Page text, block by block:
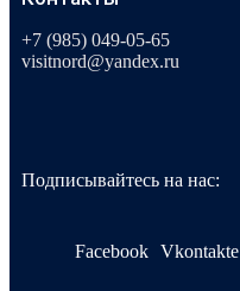
+7 (985) 049-05-65
visitnord@yandex.ru
Подписывайтесь на нас:
Facebook Vkontakte